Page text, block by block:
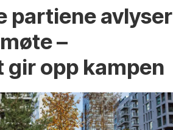
partiene avlyser
–
opp kampen